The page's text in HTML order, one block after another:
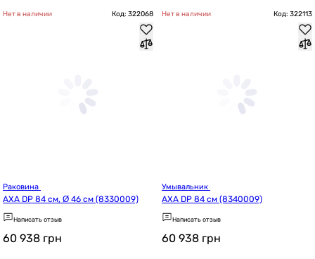
Нет в наличии Код: 322068
AXA DP 84 см, Ø 46 см (8330009)
Написать отзыв
60 938 грн
Нет в наличии Код: 322113
AXA DP 84 см (8340009)
Написать отзыв
60 938 грн